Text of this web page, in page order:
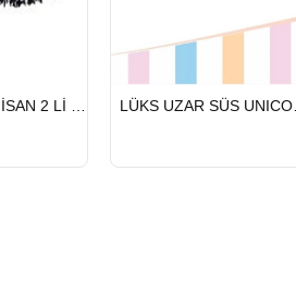
PONPON 23 NİSAN 2 Lİ GÜMÜŞ
HIZLI
GÖNDERİ